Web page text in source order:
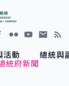
活動 總統與
統府新聞